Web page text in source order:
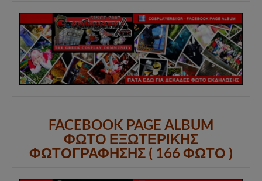
FACEBOOK PAGE ALBUM
ΦΩΤΟ ΕΞΩΤΕΡΙΚΗΣ
ΦΩΤΟΓΡΑΦΗΣΗΣ ( 166 ΦΩΤΟ )